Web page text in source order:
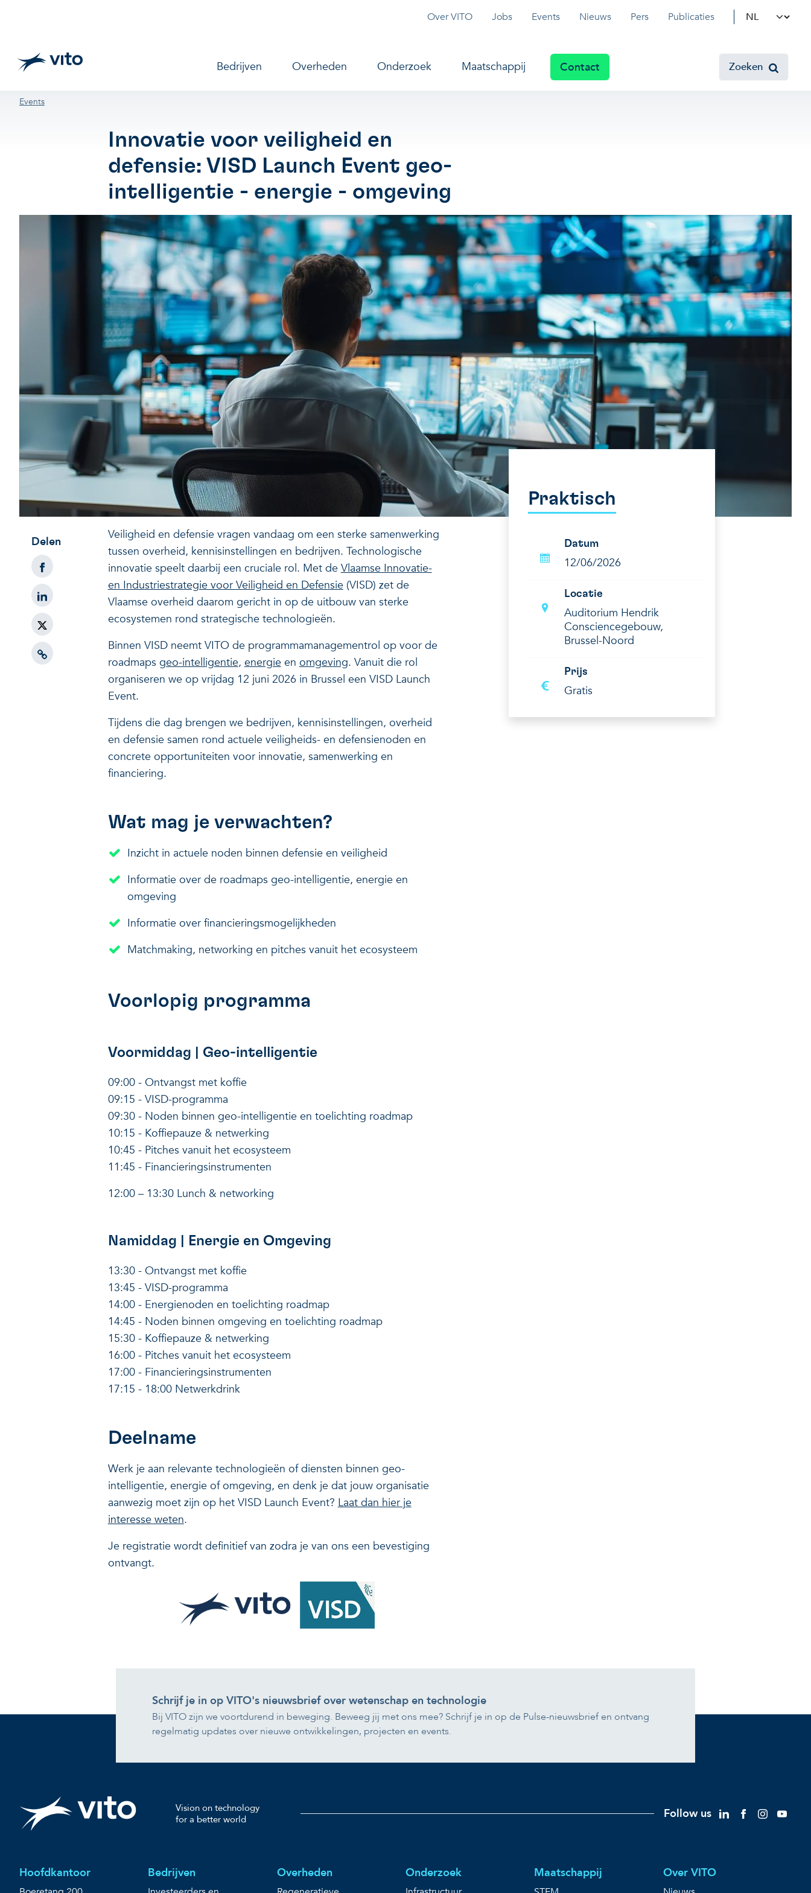
Topmenu
Over VITO Jobs Events Nieuws Pers Publicaties Select your
Bedrijven Overheden Onderzoek Maatschappij Contact Zoeken
Breadcrumb
Events
Innovatie voor veiligheid en
defensie: VISD Launch Event geo-
intelligentie - energie - omgeving
Delen
Veiligheid en defensie vragen vandaag om een sterke samenwerking
tussen overheid, kennisinstellingen en bedrijven. Technologische
innovatie speelt daarbij een cruciale rol. Met deVlaamse Innovatie-
en Industriestrategie voor Veiligheid en Defensie(VISD) zet de
Vlaamse overheid daarom gericht in op de uitbouw van sterke
ecosystemen rond strategische technologieën.
Binnen VISD neemt VITO de programmamanagementrol op voor de
roadmaps geo-intelligentie,energieenomgeving. Vanuit die rol
organiseren we op vrijdag 12 juni 2026 in Brussel een VISD Launch
Event.
Tijdens die dag brengen we bedrijven, kennisinstellingen, overheid
en defensie samen rond actuele veiligheids- en defensienoden en
concrete opportuniteiten voor innovatie, samenwerking en
financiering.
Wat mag je verwachten?
Inzicht in actuele noden binnen defensie en veiligheid
Informatie over de roadmaps geo-intelligentie, energie en
omgeving
Informatie over financieringsmogelijkheden
Matchmaking, networking en pitches vanuit het ecosysteem
Voorlopig programma
Voormiddag | Geo-intelligentie
09:00 - Ontvangst met koffie
09:15 - VISD-programma
09:30 - Noden binnen geo-intelligentie en toelichting roadmap
10:15 - Koffiepauze & netwerking
10:45 - Pitches vanuit het ecosysteem
11:45 - Financieringsinstrumenten
12:00 – 13:30 Lunch & networking
Namiddag | Energie en Omgeving
13:30 - Ontvangst met koffie
13:45 - VISD-programma
14:00 - Energienoden en toelichting roadmap
14:45 - Noden binnen omgeving en toelichting roadmap
15:30 - Koffiepauze & netwerking
16:00 - Pitches vanuit het ecosysteem
17:00 - Financieringsinstrumenten
17:15 - 18:00 Netwerkdrink
Deelname
Werk je aan relevante technologieën of diensten binnen geo-
intelligentie, energie of omgeving, en denk je dat jouw organisatie
aanwezig moet zijn op het VISD Launch Event?Laat dan hier je
interesse weten.
Je registratie wordt definitief van zodra je van ons een bevestiging
ontvangt.
Praktisch
Datum
12/06/2026
Locatie
Auditorium Hendrik
Consciencegebouw,
Brussel-Noord
Prijs
Gratis
Schrijf je in op VITO's nieuwsbrief over wetenschap en technologie
Bij VITO zijn we voortdurend in beweging. Beweeg jij met ons mee? Schrijf je in op de Pulse-nieuwsbrief en ontvang
regelmatig updates over nieuwe ontwikkelingen, projecten en events.
Vision on technology
for a better world
Follow us
Hoofdkantoor Bedrijven Overheden Onderzoek Maatschappij Over VITO